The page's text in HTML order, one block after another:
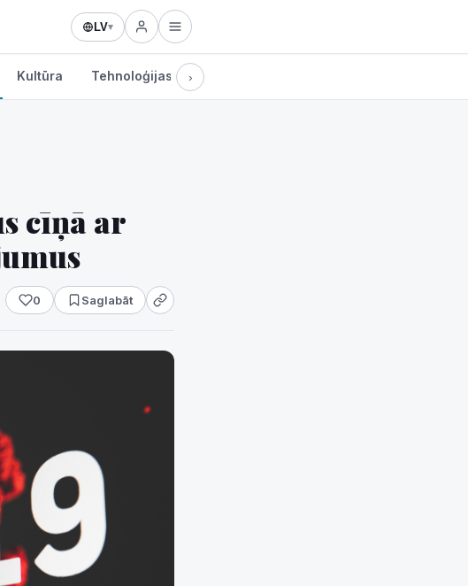
LV▾
Kultūra Tehnoloģijas ›
cīņā ar
0 Saglabāt